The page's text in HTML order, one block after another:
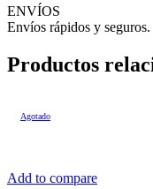
ENVÍOS
Envíos rápidos y seguros.
Productos
Agotado
Add to compare